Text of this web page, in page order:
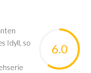
6.0
Idyll, so